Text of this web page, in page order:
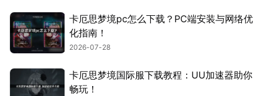
卡厄思梦境pc怎么下载？PC端安装与网络优
化指南！
2026-07-28
卡厄思梦境国际服下载教程：UU加速器助你
畅玩！